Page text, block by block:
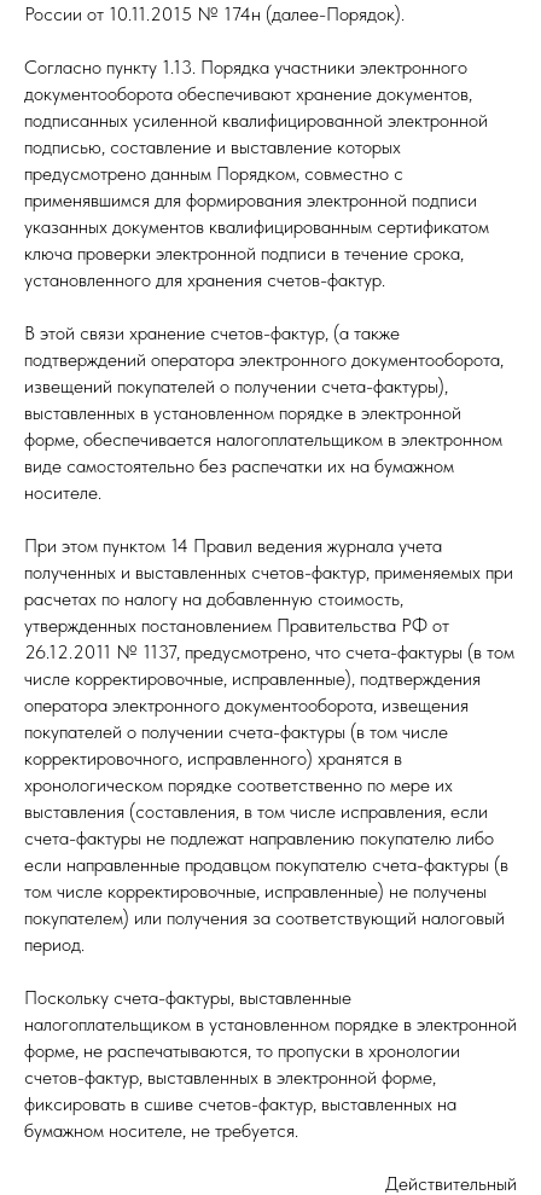
России от 10.11.2015 № 174н (далее-Порядок).
Согласно пункту 1.13. Порядка участники электронного
документооборота обеспечивают хранение документов,
подписанных усиленной квалифицированной электронной
подписью, составление и выставление которых
предусмотрено данным Порядком, совместно с
применявшимся для формирования электронной подписи
указанных документов квалифицированным сертификатом
ключа проверки электронной подписи в течение срока,
установленного для хранения счетов-фактур.
В этой связи хранение счетов-фактур, (а также
подтверждений оператора электронного документооборота,
извещений покупателей о получении счета-фактуры),
выставленных в установленном порядке в электронной
форме, обеспечивается налогоплательщиком в электронном
виде самостоятельно без распечатки их на бумажном
носителе.
При этом пунктом 14 Правил ведения журнала учета
полученных и выставленных счетов-фактур, применяемых при
расчетах по налогу на добавленную стоимость,
утвержденных постановлением Правительства РФ от
26.12.2011 № 1137, предусмотрено, что счета-фактуры (в том
числе корректировочные, исправленные), подтверждения
оператора электронного документооборота, извещения
покупателей о получении счета-фактуры (в том числе
корректировочного, исправленного) хранятся в
хронологическом порядке соответственно по мере их
выставления (составления, в том числе исправления, если
счета-фактуры не подлежат направлению покупателю либо
если направленные продавцом покупателю счета-фактуры (в
том числе корректировочные, исправленные) не получены
покупателем) или получения за соответствующий налоговый
период.
Поскольку счета-фактуры, выставленные
налогоплательщиком в установленном порядке в электронной
форме, не распечатываются, то пропуски в хронологии
счетов-фактур, выставленных в электронной форме,
фиксировать в сшиве счетов-фактур, выставленных на
бумажном носителе, не требуется.
Действительный